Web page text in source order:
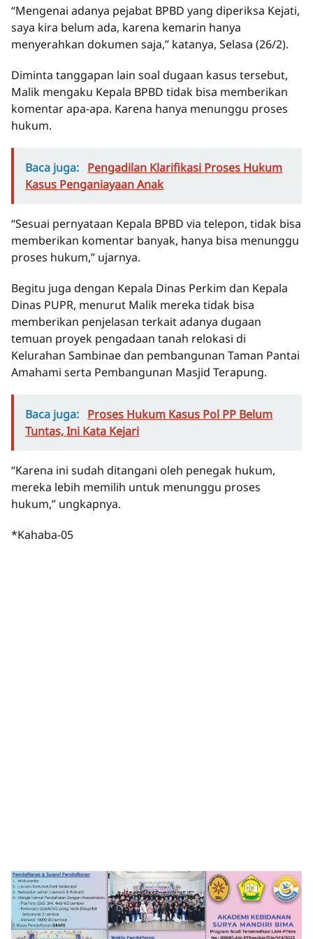
“Mengenai adanya pejabat BPBD yang diperiksa Kejati,
saya kira belum ada, karena kemarin hanya
menyerahkan dokumen saja,” katanya, Selasa (26/2).
Diminta tanggapan lain soal dugaan kasus tersebut,
Malik mengaku Kepala BPBD tidak bisa memberikan
komentar apa-apa. Karena hanya menunggu proses
hukum.
Baca juga: Pengadilan Klarifikasi Proses Hukum
Kasus Penganiayaan Anak
“Sesuai pernyataan Kepala BPBD via telepon, tidak bisa
memberikan komentar banyak, hanya bisa menunggu
proses hukum,” ujarnya.
Begitu juga dengan Kepala Dinas Perkim dan Kepala
Dinas PUPR, menurut Malik mereka tidak bisa
memberikan penjelasan terkait adanya dugaan
temuan proyek pengadaan tanah relokasi di
Kelurahan Sambinae dan pembangunan Taman Pantai
Amahami serta Pembangunan Masjid Terapung.
Baca juga: Proses Hukum Kasus Pol PP Belum
Tuntas, Ini Kata Kejari
“Karena ini sudah ditangani oleh penegak hukum,
mereka lebih memilih untuk menunggu proses
hukum,” ungkapnya.
*Kahaba-05